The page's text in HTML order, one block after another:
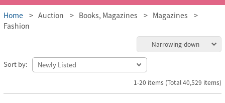
Home Auction Books, Magazines
Magazines
Fashion
Narrowing-down
Sort by:
1-20 items (Total 40,529 items)